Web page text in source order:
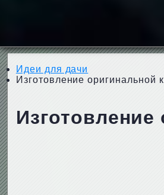
Идеи для дачи
Изготовление оригинальной